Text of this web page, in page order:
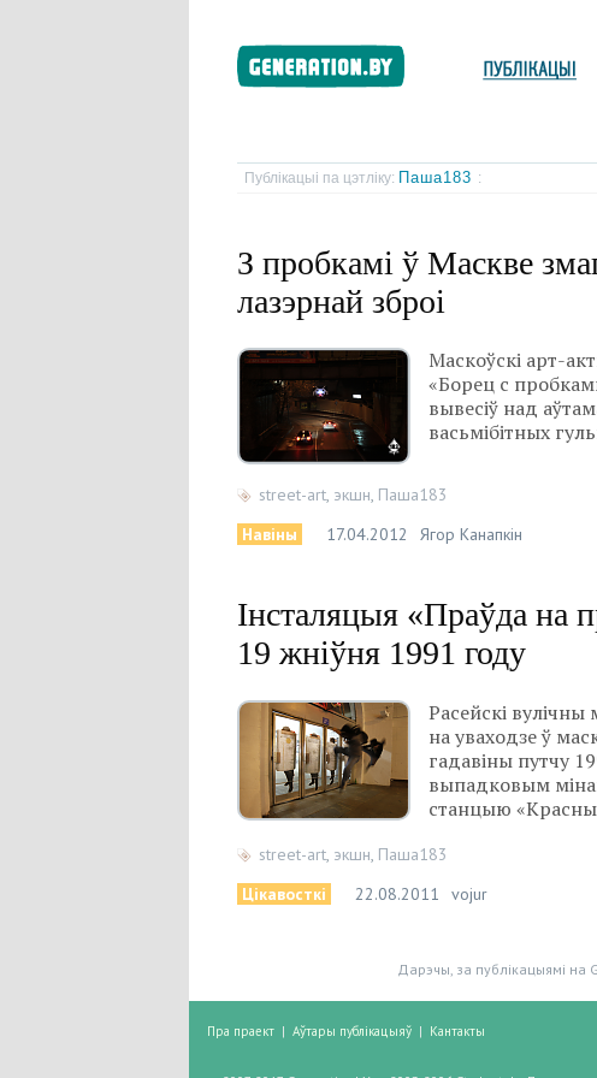
Публікацыі па цэтліку: Паша183 :
З пробкамі ў Маскве
лазэрнай зброі
Маскоўскі арт-
«Борец с
вывесіў над
васьмібітных
street-art, экшн, Паша183
Навіны
17.04.2012 Ягор Канапкін
Інсталяцыя «Праўда на
19 жніўня 1991 году
Расейскі
на уваходзе ў
гадавіны путчу
выпадковым
станцыю
street-art, экшн, Паша183
Цікавосткі
22.08.2011 vojur
Дарэчы, за публікацыямі на
Пра праект | Аўтары публікацыяў | Кантакты